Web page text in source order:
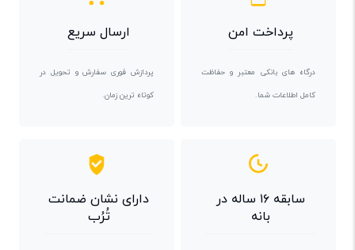
پرداخت امن
درگاه های بانکی معتبر و حفاظت
کامل اطلاعات شما.
ارسال سریع
پردازش فوری سفارش و تحویل در
کوتاه ترین زمان.
سابقه ۱۶ ساله در
بانه
دارای نشان ضمانت
تُرُب